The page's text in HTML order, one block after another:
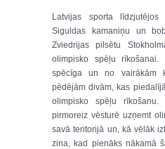
Latvijas sporta
Siguldas kamaniņu un
Zviedrijas pilsētu
olimpisko spēļu rīkošanai.
spēcīga un no vairākām
pēdējām divām, kas
olimpisko spēļu
pirmoreiz vēsturē uzņemt
savā teritorijā un, kā vēlāk
zina, kad pienāks nākamā